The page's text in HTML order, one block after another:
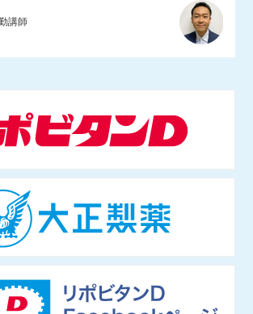
れ。早稲田大学法学部を卒業後、2005年に朝日
らし報道部やデジタル編集部で記者をつとめ、2
規制問題を追った『ルポ風営法改正 踊れる国の
講師
ト社会の歩き方』（出版芸術社）をはじめ、共著
アでも積極的に発信し、朝日新 聞論壇委員（202
る。